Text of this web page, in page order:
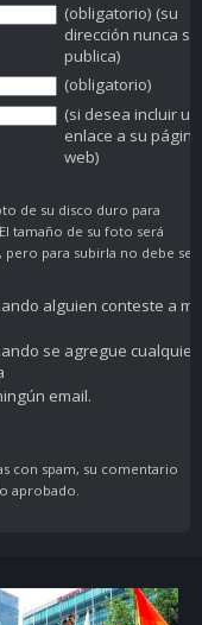
(obligatorio) (su
dirección nunca se
publica)
(obligatorio)
(si desea incluir un
enlace a su página
web)
de su disco duro para
tamaño de su foto será
para subirla no debe ser
alguien conteste a mi
se agregue cualquier
email.
con spam, su comentario
aprobado.